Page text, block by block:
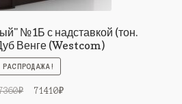
№1Б с надставкой (тон.
Венге (Westcom)
РАСПРОДАЖА!
₽
Первоначальная
71410₽Текущая